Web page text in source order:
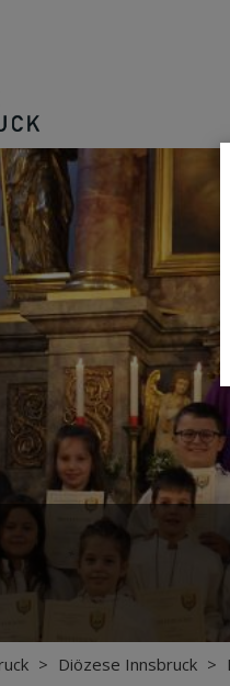
> Diözese Innsbruck >